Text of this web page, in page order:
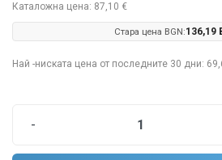
Каталожна цена: 87,10 €
Стара цена BGN:136,19
Най -ниската цена от последните 30 дни:
-